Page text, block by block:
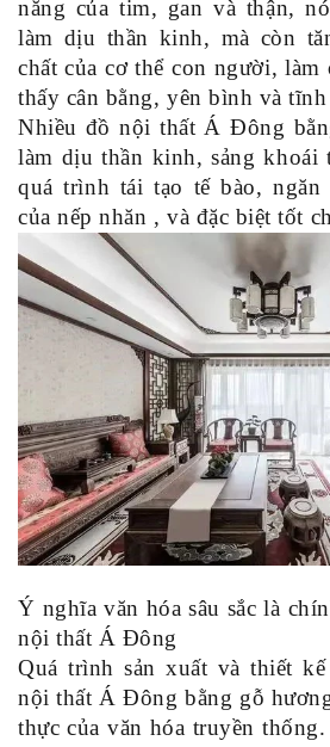
năng của tim, gan và thận,
làm dịu thần kinh, mà còn
chất của cơ thể con người, làm
thấy cân bằng, yên bình và
Nhiều đồ nội thất Á Đông
làm dịu thần kinh, sảng khoái
quá trình tái tạo tế bào, ngăn
của nếp nhăn , và đặc biệt tốt
Ý nghĩa văn hóa sâu sắc là
nội thất Á Đông
Quá trình sản xuất và thiết
nội thất Á Đông bằng gỗ
thực của văn hóa truyền